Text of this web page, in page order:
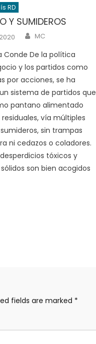
RD
Y SUMIDEROS
Author
MC
Conde De la política
y los partidos como
por acciones, se ha
sistema de partidos que
pantano alimentado
vía múltiples
sin trampas
ni cedazos o coladores.
tóxicos y
son bien acogidos
fields are marked *